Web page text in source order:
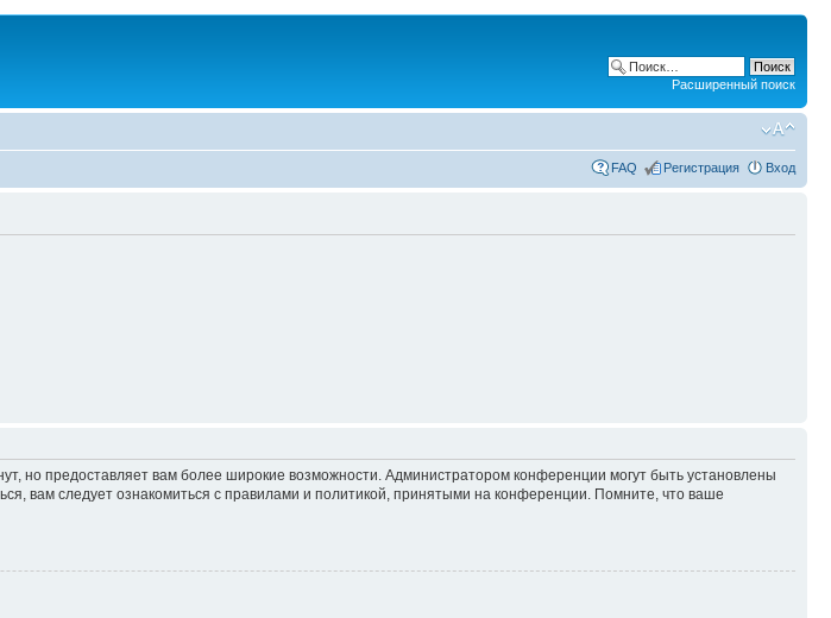
Расширенный поиск
FAQ Регистрация Вход
но предоставляет вам более широкие возможности. Администратором конференции могут быть установлены
вам следует ознакомиться с правилами и политикой, принятыми на конференции. Помните, что ваше